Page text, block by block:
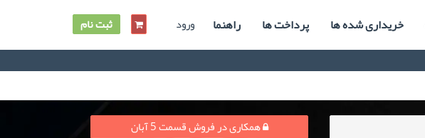
خریداری شده ها پرداخت ها راهنما ورود ثبت نام
همکاری در فروش قسمت 5 آبان